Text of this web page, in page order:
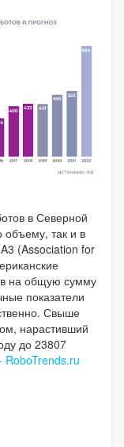
в Северной
объему, так и в
(Association for
на общую сумму
показатели
Свыше
нарастивший
до 23807